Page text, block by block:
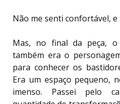
Não me senti confortável, e
Mas, no final da peça,
também era o
para conhecer os
Era um espaço pequeno,
imenso. Passei pelo